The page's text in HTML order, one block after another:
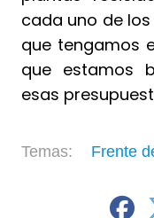
cada uno de
que tengamos
que estamos
esas
Frente